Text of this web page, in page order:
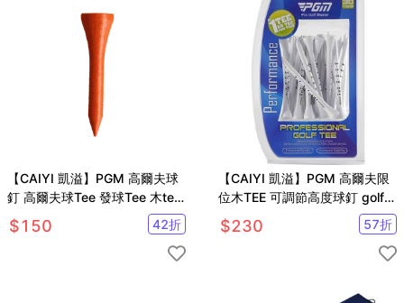
【CAIYI 凱溢】PGM 高爾夫球
釘 高爾夫球Tee 發球Tee 木tee
球座 10入
$150 42折
【CAIYI 凱溢】PGM 高爾夫限
位木TEE 可調節高度球釘 golf球
梯
$230 57折